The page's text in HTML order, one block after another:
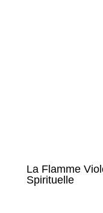
La Flamme
Spirituelle